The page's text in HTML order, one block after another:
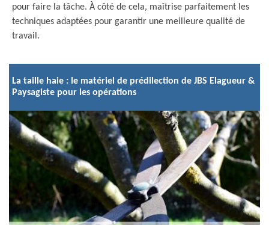
pour faire la tâche. À côté de cela, maîtrise parfaitement les
techniques adaptées pour garantir une meilleure qualité de
travail.
La taille haie : le matériel de prédilection de JBS Elagueur &
Paysagiste pour les opérations